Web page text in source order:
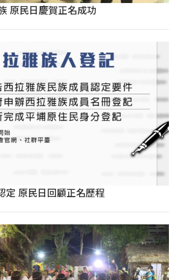
原民日慶賀正名成功
定 原民日回顧正名歷程